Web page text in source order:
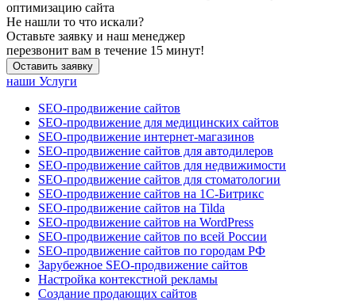
оптимизацию сайта
Не нашли то что искали?
Оставьте заявку и наш менеджер
перезвонит вам в течение 15 минут!
Оставить заявку
наши Услуги
SEO-продвижение сайтов
SEO-продвижение для медицинских сайтов
SEO-продвижение интернет-магазинов
SEO-продвижение сайтов для автодилеров
SEO-продвижение сайтов для недвижимости
SEO-продвижение сайтов для стоматологии
SEO-продвижение сайтов на 1С-Битрикс
SEO-продвижение сайтов на Tilda
SEO-продвижение сайтов на WordPress
SEO-продвижение сайтов по всей России
SEO-продвижение сайтов по городам РФ
Зарубежное SEO-продвижение сайтов
Настройка контекстной рекламы
Создание продающих сайтов